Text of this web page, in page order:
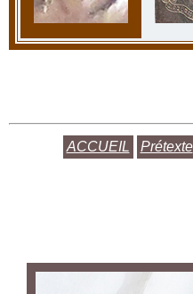
ACCUEIL Prétexte